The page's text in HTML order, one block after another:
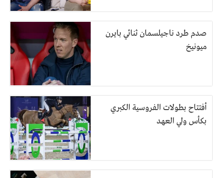
صدم طرد ناجيلسمان ثنائي بايرن
ميونيخ
أفتتاح بطولات الفروسية الكبري
بكأس ولي العهد